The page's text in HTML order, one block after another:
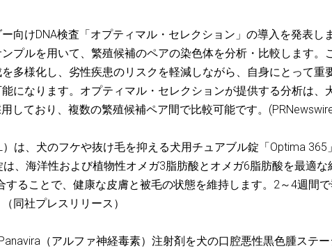
向けDNA検査「オプティマル・セレクション」の導入を発表し
プルを用いて、繁殖候補のペアの染色体を分析・比較します。
多様化し、劣性疾患のリスクを軽減しながら、自身にとって重
になります。オプティマル・セレクションが提供する分析は、
しており、複数の繁殖候補ペア間で比較可能です。
は、犬のフケや抜け毛を抑える犬用チュアブル錠「Optima 365
、海洋性および植物性オメガ3脂肪酸とオメガ6脂肪酸を最適な
することで、健康な皮膚と被毛の状態を維持します。2～4週間
同社プレスリリース）
（アルファ神経毒素）注射剤を犬の口腔悪性黒色腫ステ